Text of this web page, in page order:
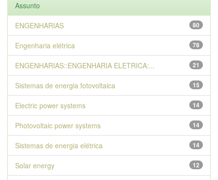
Assunto
80
ENGENHARIAS
78
Engenharia elétrica
21
ENGENHARIAS::ENGENHARIA ELETRICA:...
15
Sistemas de energia fotovoltaica
14
Electric power systems
14
Photovoltaic power systems
14
Sistemas de energia elétrica
12
Solar energy